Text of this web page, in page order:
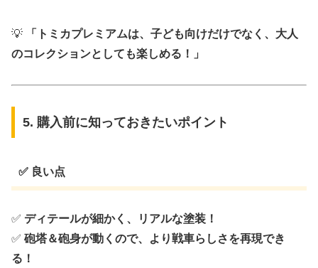
💡
「トミカプレミアムは、子ども向けだけでなく、大人
のコレクションとしても楽しめる！」
5. 購入前に知っておきたいポイント
✅ 良い点
✅ ディテールが細かく、リアルな塗装！
✅ 砲塔＆砲身が動くので、より戦車らしさを再現でき
る！